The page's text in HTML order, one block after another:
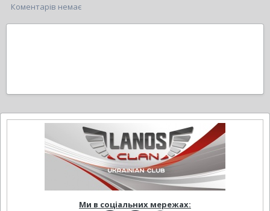
Коментарів немає
Ми в соціальних мережах: